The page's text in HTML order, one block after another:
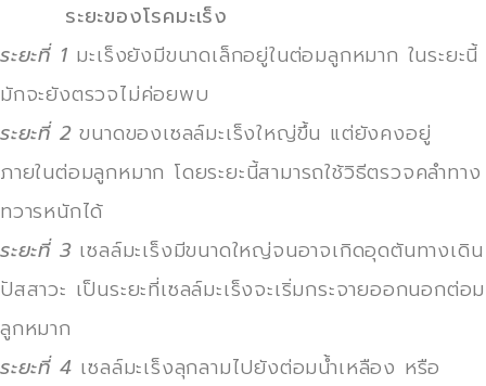
ระยะของโรคมะเร็ง
ระยะที่ 1 มะเร็งยังมีขนาดเล็กอยู่ในต่อมลูกหมาก ในระยะนี้
มักจะยังตรวจไม่ค่อยพบ
ระยะที่ 2ขนาดของเซลล์มะเร็งใหญ่ขึ้น แต่ยังคงอยู่
ภายในต่อมลูกหมาก โดยระยะนี้สามารถใช้วิธีตรวจคลำทาง
ทวารหนักได้
ระยะที่ 3เซลล์มะเร็งมีขนาดใหญ่จนอาจเกิดอุดตันทางเดิน
ปัสสาวะ เป็นระยะที่เซลล์มะเร็งจะเริ่มกระจายออกนอกต่อม
ลูกหมาก
ระยะที่ 4 เซลล์มะเร็งลุกลามไปยังต่อมน้ำเหลือง หรือ